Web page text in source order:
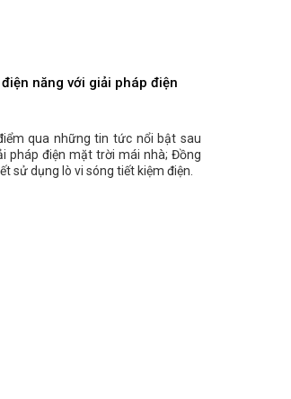
năng với giải pháp điện
qua những tin tức nổi bật sau
pháp điện mặt trời mái nhà; Đồng
sử dụng lò vi sóng tiết kiệm điện.